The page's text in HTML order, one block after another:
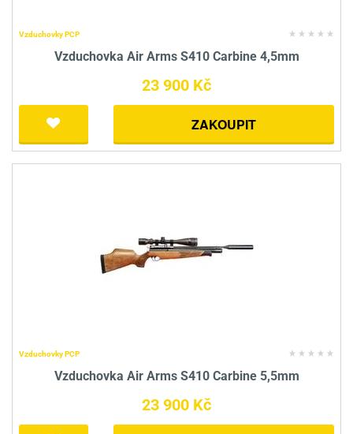
Vzduchovky PCP
Vzduchovka Air Arms S410 Carbine 4,5mm
23 900 Kč
ZAKOUPIT
Vzduchovky PCP
Vzduchovka Air Arms S410 Carbine 5,5mm
23 900 Kč